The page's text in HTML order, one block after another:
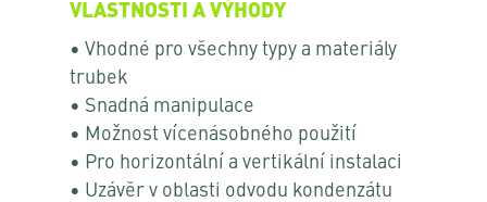
VLASTNOSTI A VÝHODY
• Vhodné pro všechny typy a materiály
trubek
• Snadná manipulace
• Možnost vícenásobného použití
• Pro horizontální a vertikální instalaci
• Uzávěr v oblasti odvodu kondenzátu